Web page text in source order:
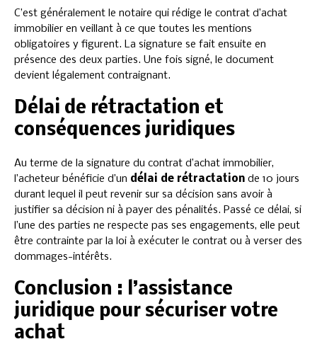
C’est généralement le notaire qui rédige le contrat d’achat
immobilier en veillant à ce que toutes les mentions
obligatoires y figurent. La signature se fait ensuite en
présence des deux parties. Une fois signé, le document
devient légalement contraignant.
Délai de rétractation et
conséquences juridiques
Au terme de la signature du contrat d’achat immobilier,
l’acheteur bénéficie d’un délai de rétractation de 10 jours
durant lequel il peut revenir sur sa décision sans avoir à
justifier sa décision ni à payer des pénalités. Passé ce délai, si
l’une des parties ne respecte pas ses engagements, elle peut
être contrainte par la loi à exécuter le contrat ou à verser des
dommages-intérêts.
Conclusion : l’assistance
juridique pour sécuriser votre
achat